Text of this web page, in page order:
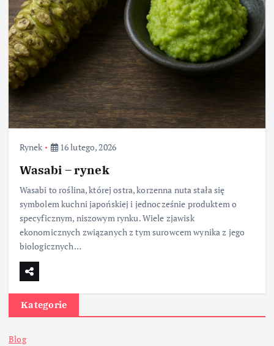
Rynek 16 lutego, 2026
Wasabi – rynek
Wasabi to roślina, której ostra, korzenna nuta stała się
symbolem kuchni japońskiej i jednocześnie produktem o
specyficznym, niszowym rynku. Wiele zjawisk
ekonomicznych związanych z tym surowcem wynika z jego
biologicznych…
Kategorie
Blog